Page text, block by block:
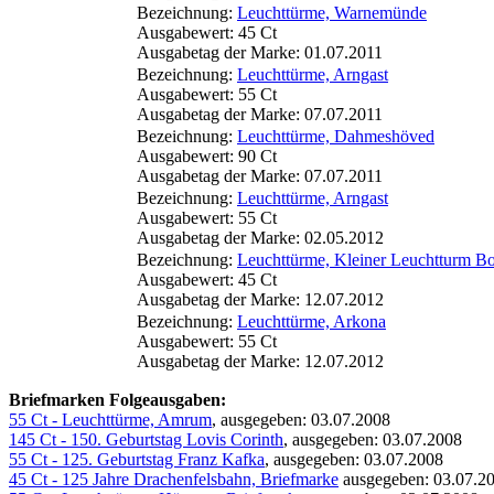
Bezeichnung: Leuchttürme, Warnemünde
Ausgabewert: 45 Ct
Ausgabetag der Marke: 01.07.2011
Bezeichnung: Leuchttürme, Arngast
Ausgabewert: 55 Ct
Ausgabetag der Marke: 07.07.2011
Bezeichnung: Leuchttürme, Dahmeshöved
Ausgabewert: 90 Ct
Ausgabetag der Marke: 07.07.2011
Bezeichnung: Leuchttürme, Arngast
Ausgabewert: 55 Ct
Ausgabetag der Marke: 02.05.2012
Bezeichnung: Leuchttürme, Kleiner Leuchtturm
Ausgabewert: 45 Ct
Ausgabetag der Marke: 12.07.2012
Bezeichnung: Leuchttürme, Arkona
Ausgabewert: 55 Ct
Ausgabetag der Marke: 12.07.2012
Briefmarken Folgeausgaben:
55 Ct - Leuchttürme, Amrum, ausgegeben: 03.07.2008
145 Ct - 150. Geburtstag Lovis Corinth, ausgegeben: 03.07.2008
55 Ct - 125. Geburtstag Franz Kafka, ausgegeben: 03.07.2008
45 Ct - 125 Jahre Drachenfelsbahn, Briefmarke ausgegeben: